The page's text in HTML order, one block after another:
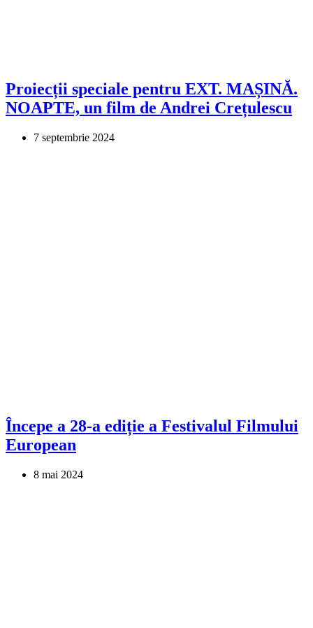
Proiecții speciale pentru EXT. MAȘINĂ.
NOAPTE, un film de Andrei Crețulescu
7 septembrie 2024
Începe a 28-a ediție a Festivalul Filmului
European
8 mai 2024